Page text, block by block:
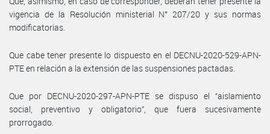
vigencia de la Resolución ministerial N° 207/20 y sus normas
modificatorias.
Que cabe tener presente lo dispuesto en el DECNU-2020-529-APN-
PTE en relación a la extensión de las suspensiones pactadas.
Que por DECNU-2020-297-APN-PTE se dispuso el “aislamiento
social, preventivo y obligatorio”, que fuera sucesivamente
prorrogado.